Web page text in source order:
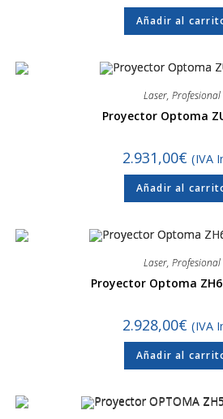
Añadir al
Laser, Profesional
Proyector Optoma
2.931,00€ (IVA
Añadir al
Laser, Profesional
Proyector Optoma
2.928,00€ (IVA
Añadir al